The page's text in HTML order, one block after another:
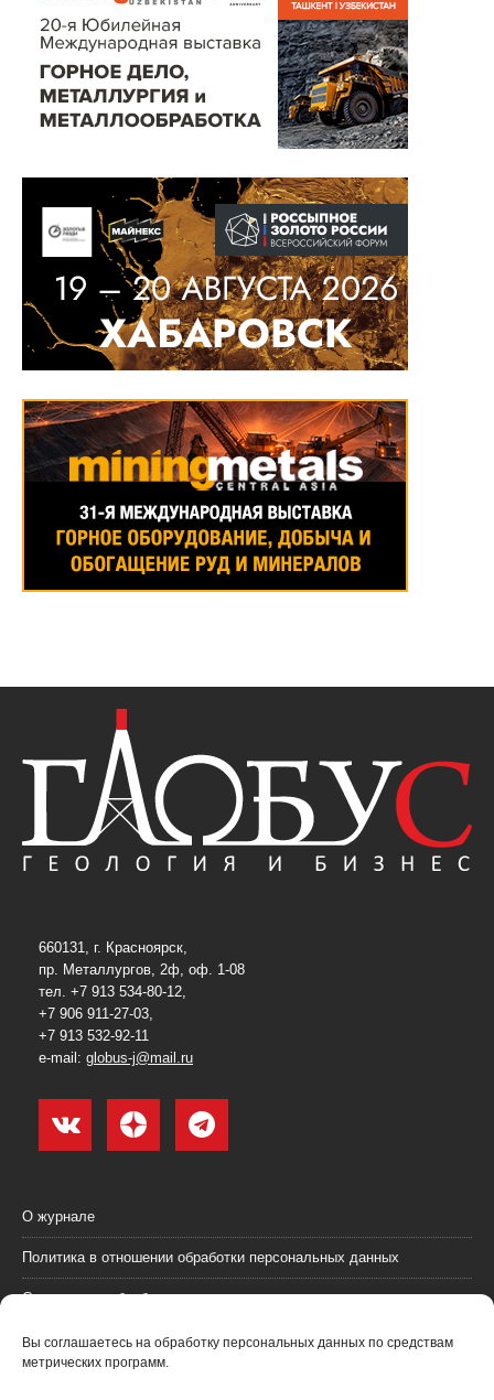
Вы соглашаетесь на обработку персональных данных по средствам
метрических программ.
660131, г. Красноярск,
пр. Металлургов, 2ф, оф. 1-08
тел. +7 913 534-80-12,
+7 906 911-27-03,
+7 913 532-92-11
e-mail: globus-j@mail.ru
О журнале
Политика в отношении обработки персональных данных
Согласие на обработку персональных данных
Пользовательское соглашение (оферта)